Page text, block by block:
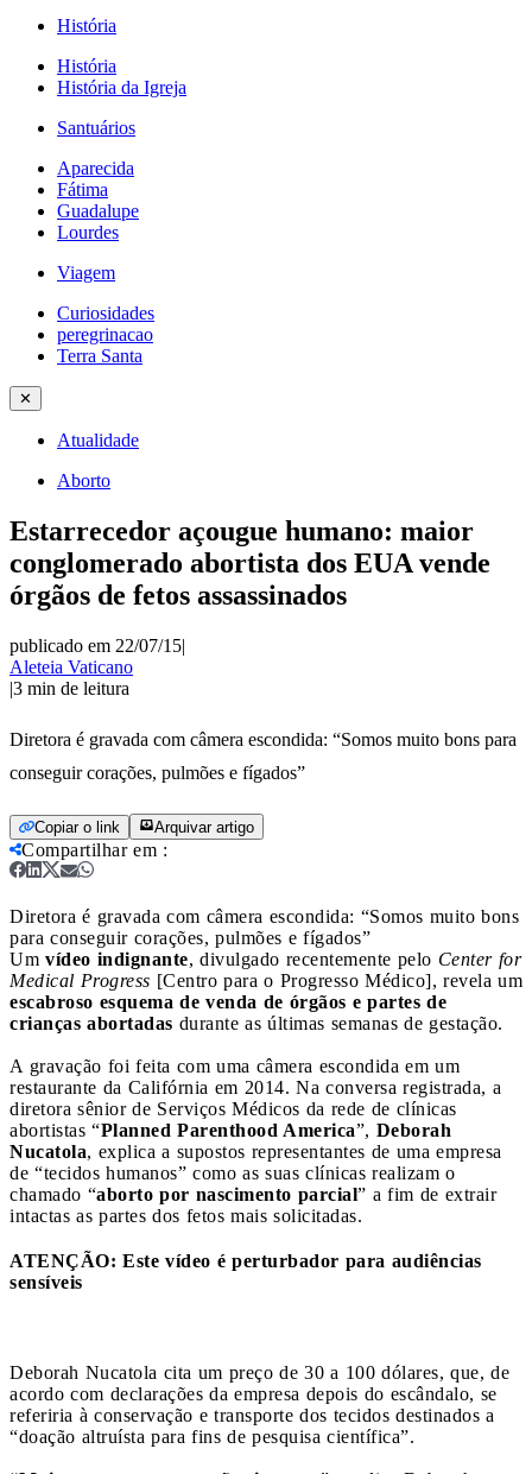
História
História
História da Igreja
Santuários
Aparecida
Fátima
Guadalupe
Lourdes
Viagem
Curiosidades
peregrinacao
Terra Santa
✕
Atualidade
Aborto
Estarrecedor açougue humano: maior
conglomerado abortista dos EUA vende
órgãos de fetos assassinados
publicado em 22/07/15|
Aleteia Vaticano
|3 min de leitura
Diretora é gravada com câmera escondida: “Somos muito bons para
conseguir corações, pulmões e fígados”
Copiar o link Arquivar artigo
Compartilhar em :
Diretora é gravada com câmera escondida: “Somos muito bons
para conseguir corações, pulmões e fígados”
Um vídeo indignante, divulgado recentemente pelo Center for
Medical Progress [Centro para o Progresso Médico], revela um
escabroso esquema de venda de órgãos e partes de
crianças abortadas durante as últimas semanas de gestação.
A gravação foi feita com uma câmera escondida em um
restaurante da Califórnia em 2014. Na conversa registrada, a
diretora sênior de Serviços Médicos da rede de clínicas
abortistas “Planned Parenthood America”, Deborah
Nucatola, explica a supostos representantes de uma empresa
de “tecidos humanos” como as suas clínicas realizam o
chamado “aborto por nascimento parcial” a fim de extrair
intactas as partes dos fetos mais solicitadas.
ATENÇÃO: Este vídeo é perturbador para audiências
sensíveis
Deborah Nucatola cita um preço de 30 a 100 dólares, que, de
acordo com declarações da empresa depois do escândalo, se
referiria à conservação e transporte dos tecidos destinados a
“doação altruísta para fins de pesquisa científica”.